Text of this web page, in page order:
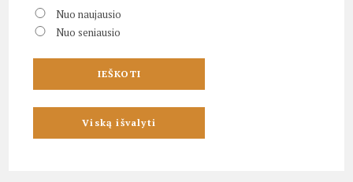
Nuo naujausio
Nuo seniausio